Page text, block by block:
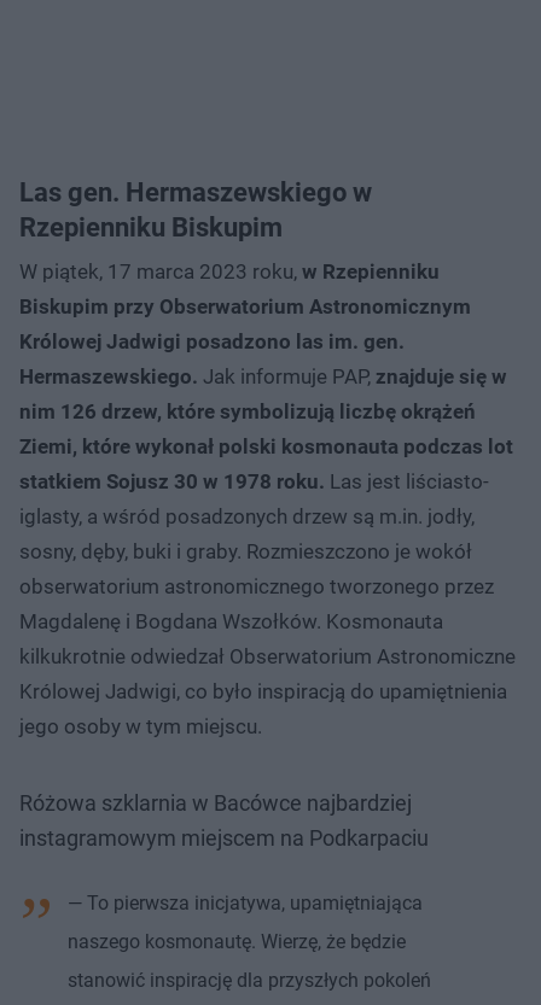
Las gen. Hermaszewskiego w
Rzepienniku Biskupim
W piątek, 17 marca 2023 roku, w Rzepienniku
Biskupim przy Obserwatorium Astronomicznym
Królowej Jadwigi posadzono las im. gen.
Hermaszewskiego. Jak informuje PAP, znajduje się w
nim 126 drzew, które symbolizują liczbę okrążeń
Ziemi, które wykonał polski kosmonauta podczas lot
statkiem Sojusz 30 w 1978 roku. Las jest liściasto-
iglasty, a wśród posadzonych drzew są m.in. jodły,
sosny, dęby, buki i graby. Rozmieszczono je wokół
obserwatorium astronomicznego tworzonego przez
Magdalenę i Bogdana Wszołków. Kosmonauta
kilkukrotnie odwiedzał Obserwatorium Astronomiczne
Królowej Jadwigi, co było inspiracją do upamiętnienia
jego osoby w tym miejscu.
Różowa szklarnia w Bacówce najbardziej
instagramowym miejscem na Podkarpaciu
— To pierwsza inicjatywa, upamiętniająca
naszego kosmonautę. Wierzę, że będzie
stanowić inspirację dla przyszłych pokoleń